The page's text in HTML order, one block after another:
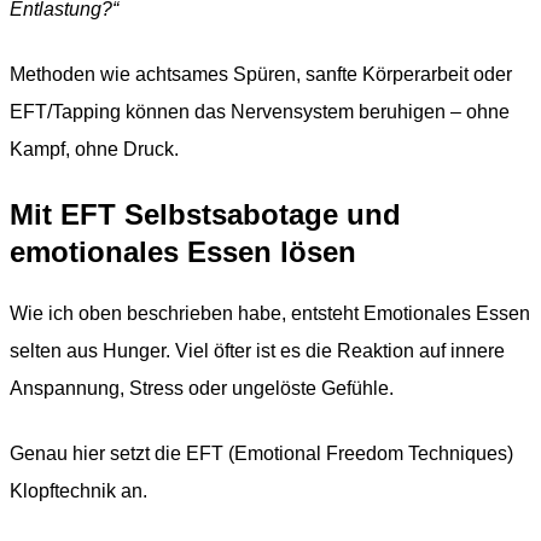
Entlastung?“
Methoden wie achtsames Spüren, sanfte Körperarbeit oder
EFT/Tapping können das Nervensystem beruhigen – ohne
Kampf, ohne Druck.
Mit EFT Selbstsabotage und
emotionales Essen lösen
Wie ich oben beschrieben habe, entsteht Emotionales Essen
selten aus Hunger. Viel öfter ist es die Reaktion auf innere
Anspannung, Stress oder ungelöste Gefühle.
Genau hier setzt die EFT (Emotional Freedom Techniques)
Klopftechnik an.